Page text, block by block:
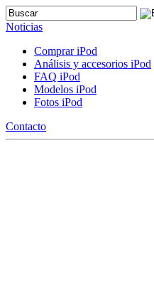
Noticias
Comprar iPod
Análisis y accesorios iPod
FAQ iPod
Modelos iPod
Fotos iPod
Contacto